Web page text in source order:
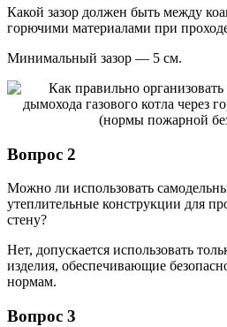
Какой зазор должен быть между
горючими материалами при
Минимальный зазор — 5 см.
Вопрос 2
Можно ли использовать
утеплительные конструкции для
стену?
Нет, допускается использовать
изделия, обеспечивающие
нормам.
Вопрос 3